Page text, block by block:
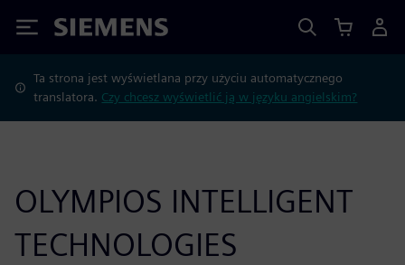
Siemens
Ta strona jest wyświetlana przy użyciu automatycznego
translatora. Czy chcesz wyświetlić ją w języku angielskim?
OLYMPIOS INTELLIGENT
TECHNOLOGIES